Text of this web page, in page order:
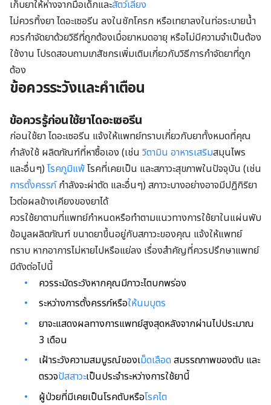
เก็บยาให้ห่างจากมือเด็กและสัตว์เลี้ยง
ไม่ควรทิ้งยา ไดอะเซอรีน ลงในชักโครก หรือเทยาลงในท่อระบายน้ำ
ควรกำจัดยาด้วยวิธีที่ถูกต้องเมื่อยาหมดอายุ หรือไม่มีความจำเป็นต้อง
ใช้งาน โปรดสอบถามเภสัชกรเพิ่มเติมเกี่ยวกับวิธีการกำจัดยาที่ถูก
ต้อง
ข้อควรระวังและคำเตือน
ข้อควรรู้ก่อนใช้ยาไดอะเซอรีน
ก่อนใช้ยา ไดอะเซอรีน แจ้งให้แพทย์ทราบเกี่ยวกับยาทั้งหมดที่คุณ
กำลังใช้ ผลิตภัณฑ์ที่หาซื้อเอง (เช่น วิตามิน อาหารเสริมสมุนไพร
และอื่นๆ)โรคภูมิแพ้โรคที่เคยเป็น และสภาวะสุขภาพในปัจจุบัน (เช่น
การตั้งครรภ์กำลังจะผ่าตัด และอื่นๆ) สภาวะบางอย่างอาจมีปฏิกิริยา
ไวต่อผลข้างเคียงของยาได้
ควรใช้ยาตามที่แพทย์กำหนดหรือทำตามแนวทางการใช้ยาในแผ่นพับ
ข้อมูลผลิตภัณฑ์ ขนาดยาขึ้นอยู่กับสภาวะของคุณ แจ้งให้แพทย์
ทราบ หากอาการไม่หายไปหรือแย่ลง เรื่องสำคัญที่ควรปรึกษาแพทย์
มีดังต่อไปนี้
ควรระมัดระวังหากคุณมีภาวะไตบกพร่อง
ระหว่างการตั้งครรภ์หรือให้นมบุตร
ยาจะแสดงผลทางการแพทย์สูงสุดหลังจากผ่านไปประมาณ
3 เดือน
เฝ้าระวังความสมบูรณ์ของเม็ดเลือด สมรรถภาพของตับ และ
ตรวจปัสสาวะเป็นประจำระหว่างการใช้ยานี้
ผู้ป่วยที่มีเคยเป็นโรคตับหรือโรคไต